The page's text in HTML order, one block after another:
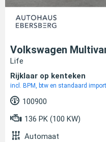
Volkswagen
Life
Rijklaar op kenteken
incl. BPM, btw en standaard
100900
136 PK (100 KW)
Automaat